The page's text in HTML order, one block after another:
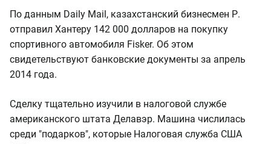
По данным Daily Mail, казахстанский бизнесмен Р.
отправил Хантеру 142 000 долларов на покупку
спортивного автомобиля Fisker. Об этом
свидетельствуют банковские документы за апрель
2014 года.
Сделку тщательно изучили в налоговой службе
американского штата Делавэр. Машина числилась
среди "подарков", которые Налоговая служба США